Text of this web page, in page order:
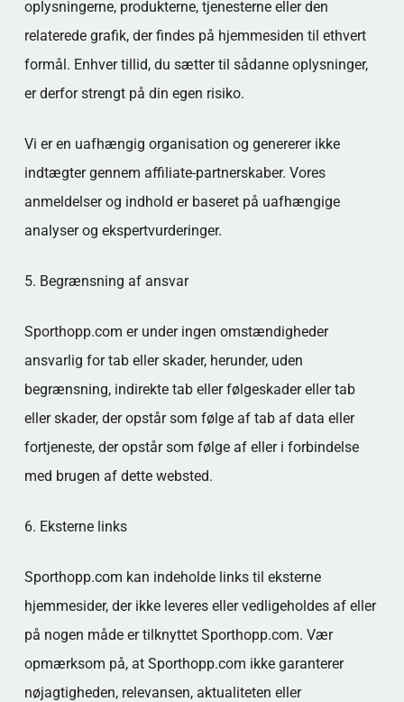
oplysningerne, produkterne, tjenesterne eller den
relaterede grafik, der findes på hjemmesiden til ethvert
formål. Enhver tillid, du sætter til sådanne oplysninger,
er derfor strengt på din egen risiko.
Vi er en uafhængig organisation og genererer ikke
indtægter gennem affiliate-partnerskaber. Vores
anmeldelser og indhold er baseret på uafhængige
analyser og ekspertvurderinger.
5. Begrænsning af ansvar
Sporthopp.com er under ingen omstændigheder
ansvarlig for tab eller skader, herunder, uden
begrænsning, indirekte tab eller følgeskader eller tab
eller skader, der opstår som følge af tab af data eller
fortjeneste, der opstår som følge af eller i forbindelse
med brugen af dette websted.
6. Eksterne links
Sporthopp.com kan indeholde links til eksterne
hjemmesider, der ikke leveres eller vedligeholdes af eller
på nogen måde er tilknyttet Sporthopp.com. Vær
opmærksom på, at Sporthopp.com ikke garanterer
nøjagtigheden, relevansen, aktualiteten eller